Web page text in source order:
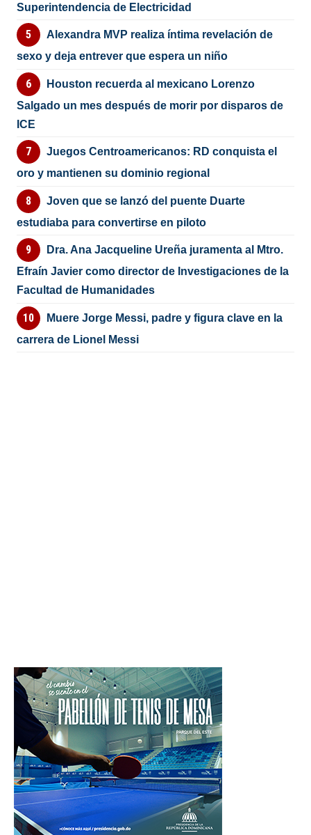
Superintendencia de Electricidad
Alexandra MVP realiza íntima revelación de
sexo y deja entrever que espera un niño
Houston recuerda al mexicano Lorenzo
Salgado un mes después de morir por disparos de
ICE
Juegos Centroamericanos: RD conquista el
oro y mantienen su dominio regional
Joven que se lanzó del puente Duarte
estudiaba para convertirse en piloto
Dra. Ana Jacqueline Ureña juramenta al Mtro.
Efraín Javier como director de Investigaciones de la
Facultad de Humanidades
Muere Jorge Messi, padre y figura clave en la
carrera de Lionel Messi